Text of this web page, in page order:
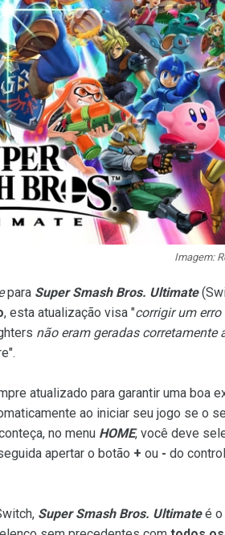
Imagem:
para Super Smash Bros. Ultimate
, esta atualização visa "corrigir um erro
não eram geradas corretamente
atualizado para garantir uma boa
ao iniciar seu jogo se o
no menu HOME, você deve
apertar o botão + ou - do
Super Smash Bros. Ultimateé o